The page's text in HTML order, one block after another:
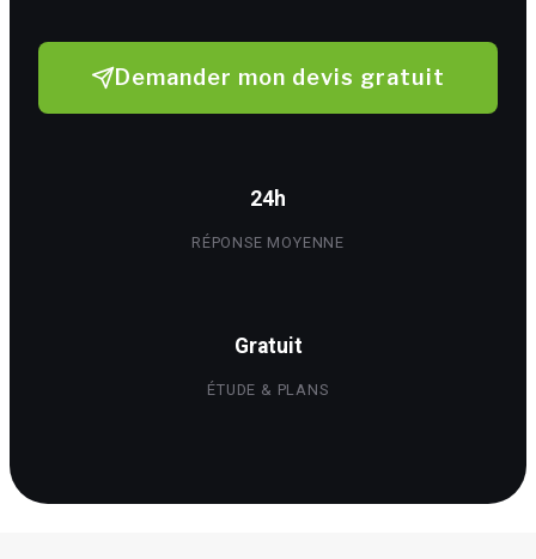
Demander mon devis gratuit
24h
RÉPONSE MOYENNE
Gratuit
ÉTUDE & PLANS